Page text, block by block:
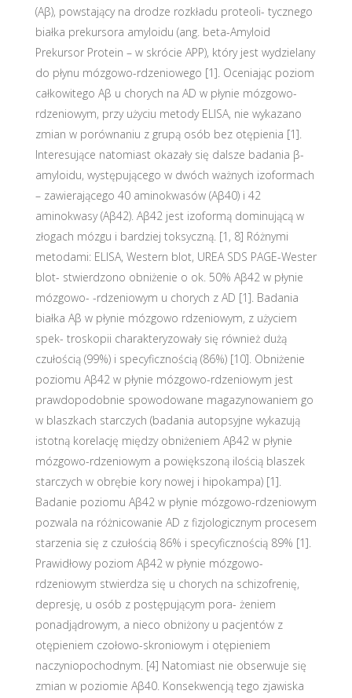
(Aβ), powstający na drodze rozkładu proteoli- tycznego
białka prekursora amyloidu (ang. beta-Amyloid
Prekursor Protein – w skrócie APP), który jest wydzielany
do płynu mózgowo-rdzeniowego [1]. Oceniając poziom
całkowitego Aβ u chorych na AD w płynie mózgowo-
rdzeniowym, przy użyciu metody ELISA, nie wykazano
zmian w porównaniu z grupą osób bez otępienia [1].
Interesujące natomiast okazały się dalsze badania β-
amyloidu, występującego w dwóch ważnych izoformach
– zawierającego 40 aminokwasów (Aβ40) i 42
aminokwasy (Aβ42). Aβ42 jest izoformą dominującą w
złogach mózgu i bardziej toksyczną. [1, 8] Różnymi
metodami: ELISA, Western blot, UREA SDS PAGE-Wester
blot- stwierdzono obniżenie o ok. 50% Aβ42 w płynie
mózgowo- -rdzeniowym u chorych z AD [1]. Badania
białka Aβ w płynie mózgowo rdzeniowym, z użyciem
spek- troskopii charakteryzowały się również dużą
czułością (99%) i specyficznością (86%) [10]. Obniżenie
poziomu Aβ42 w płynie mózgowo-rdzeniowym jest
prawdopodobnie spowodowane magazynowaniem go
w blaszkach starczych (badania autopsyjne wykazują
istotną korelację między obniżeniem Aβ42 w płynie
mózgowo-rdzeniowym a powiększoną ilością blaszek
starczych w obrębie kory nowej i hipokampa) [1].
Badanie poziomu Aβ42 w płynie mózgowo-rdzeniowym
pozwala na różnicowanie AD z fizjologicznym procesem
starzenia się z czułością 86% i specyficznością 89% [1].
Prawidłowy poziom Aβ42 w płynie mózgowo-
rdzeniowym stwierdza się u chorych na schizofrenię,
depresję, u osób z postępującym pora- żeniem
ponadjądrowym, a nieco obniżony u pacjentów z
otępieniem czołowo-skroniowym i otępieniem
naczyniopochodnym. [4] Natomiast nie obserwuje się
zmian w poziomie Aβ40. Konsekwencją tego zjawiska